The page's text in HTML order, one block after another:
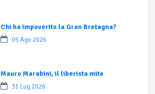
Chi ha impoverito la Gran Bretagna?
05 Ago 2026
Mauro Marabini, il liberista mite
31 Lug 2026